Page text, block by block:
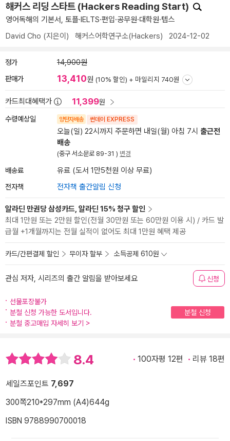
해커스 리딩 스타트 (Hackers Reading Start)
영어독해의 기본서, 토플·IELTS·편입·공무원·대학원·텝스
David Cho (지은이) 해커스어학연구소(Hackers) 2024-12-02
정가 14,900원
판매가 13,410원 (10% 할인) + 마일리지 740원
카드최대혜택가 11,399원
수령예상일 양탄자배송 썬데이 EXPRESS
오늘(일) 22시까지 주문하면 내일(월) 아침 7시 출근전
배송
(중구 서소문로 89-31 ) 변경
배송료 유료 (도서 1만5천원 이상 무료)
전자책 전자책 출간알림 신청
알라딘 만권당 삼성카드, 알라딘 15% 청구 할인
최대 1만원 또는 2만원 할인(전월 30만원 또는 60만원 이용 시) / 카드 발
급월 +1개월까지는 전월 실적이 없어도 최대 1만원 혜택 제공
카드/간편결제 할인 무이자 할부 소득공제 610원
관심 저자, 시리즈의 출간 알림을 받아보세요 신청
선물포장불가
분철 신청 가능한 도서입니다.
분철 신청
분철 중고매입 자세히 보기 >
8.4 100자평 12편 리뷰 18편
세일즈포인트 7,697
300쪽210*297mm (A4)644g
ISBN 9788990700018